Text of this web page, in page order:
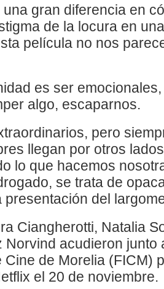
gran diferencia en
de la locura en
película no nos
es ser
algo, escaparnos.
pero
llegan por otros
lo que hacemos
se trata de
presentación del
Ciangherotti, Natalia
Norvind acudieron junto
Cine de Morelia (FICM)
el 20 de noviembre.